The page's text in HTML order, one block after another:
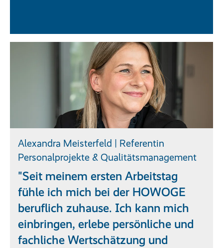
Alexandra Meisterfeld | Referentin
Personalprojekte & Qualitätsmanagement
"Seit meinem ersten Arbeitstag
fühle ich mich bei der HOWOGE
beruflich zuhause. Ich kann mich
einbringen, erlebe persönliche und
fachliche Wertschätzung und